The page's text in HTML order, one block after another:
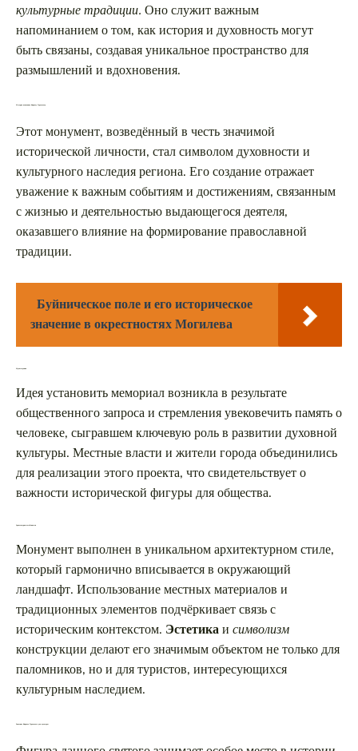
культурные традиции. Оно служит важным
напоминанием о том, как история и духовность могут
быть связаны, создавая уникальное пространство для
размышлений и вдохновения.
История памятника Кириллу Туровскому
Этот монумент, возведённый в честь значимой
исторической личности, стал символом духовности и
культурного наследия региона. Его создание отражает
уважение к важным событиям и достижениям, связанным
с жизнью и деятельностью выдающегося деятеля,
оказавшего влияние на формирование православной
традиции.
Буйническое поле и его историческое
значение в окрестностях Могилева
Идея создания
Идея установить мемориал возникла в результате
общественного запроса и стремления увековечить память о
человеке, сыгравшем ключевую роль в развитии духовной
культуры. Местные власти и жители города объединились
для реализации этого проекта, что свидетельствует о
важности исторической фигуры для общества.
Архитектурные особенности
Монумент выполнен в уникальном архитектурном стиле,
который гармонично вписывается в окружающий
ландшафт. Использование местных материалов и
традиционных элементов подчёркивает связь с
историческим контекстом. Эстетикаи символизм
конструкции делают его значимым объектом не только для
паломников, но и для туристов, интересующихся
культурным наследием.
Значение Кирилла Туровского для культуры